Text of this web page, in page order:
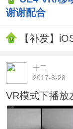
谢谢配合
【补发】
十二
2017-8-28
VR模式下播放